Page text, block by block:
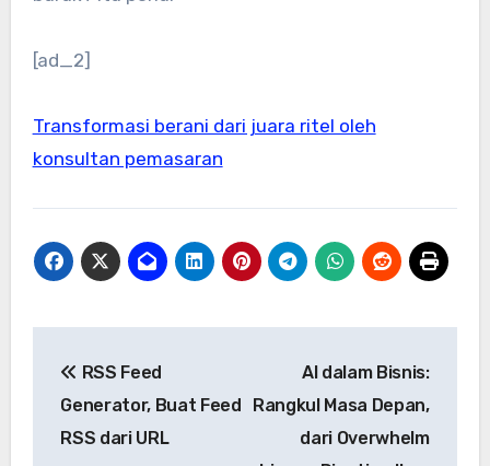
[ad_2]
Transformasi berani dari juara ritel oleh
konsultan pemasaran
navigation
RSS Feed
Generator, Buat Feed
RSS dari URL
AI dalam Bisnis:
Rangkul Masa Depan,
dari Overwhelm